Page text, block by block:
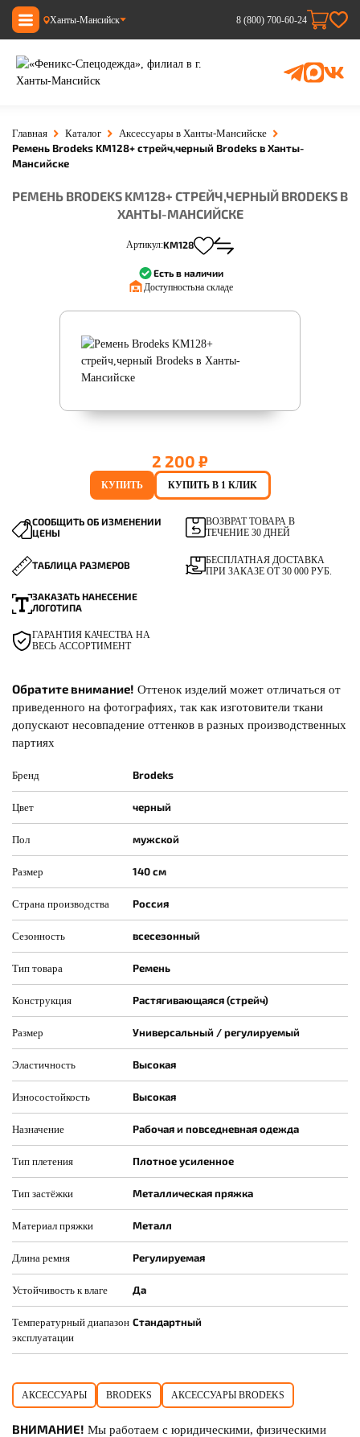
Ханты-Мансийск 8 (800) 700-60-24
Главная Каталог Аксессуары в Ханты-Мансийске
Ремень Brodeks KM128+ стрейч,черный Brodeks в Ханты-
Мансийске
РЕМЕНЬ BRODEKS KM128+ СТРЕЙЧ,ЧЕРНЫЙ BRODEKS В
ХАНТЫ-МАНСИЙСКЕ
Артикул:KM128
Есть в наличии
Доступность:на складе
2 200 ₽
КУПИТЬ КУПИТЬ В 1 КЛИК
СООБЩИТЬ ОБ ИЗМЕНЕНИИ
ЦЕНЫ
ВОЗВРАТ ТОВАРА В
ТЕЧЕНИЕ 30 ДНЕЙ
ТАБЛИЦА РАЗМЕРОВ
ЗАКАЗАТЬ НАНЕСЕНИЕ
ЛОГОТИПА
ГАРАНТИЯ КАЧЕСТВА НА
ВЕСЬ АССОРТИМЕНТ
БЕСПЛАТНАЯ ДОСТАВКА
ПРИ ЗАКАЗЕ ОТ 30 000 РУБ.
Обратите внимание! Оттенок изделий может отличаться от
приведенного на фотографиях, так как изготовители ткани
допускают несовпадение оттенков в разных производственных
партиях
Бренд Brodeks
Цвет черный
Пол мужской
Размер 140 см
Страна производства Россия
Сезонность всесезонный
Тип товара Ремень
Конструкция Растягивающаяся (стрейч)
Размер Универсальный / регулируемый
Эластичность Высокая
Износостойкость Высокая
Назначение Рабочая и повседневная одежда
Тип плетения Плотное усиленное
Тип застёжки Металлическая пряжка
Материал пряжки Металл
Длина ремня Регулируемая
Устойчивость к влаге Да
Температурный диапазон
эксплуатации
Стандартный
АКСЕССУАРЫ BRODEKS АКСЕССУАРЫ BRODEKS
ВНИМАНИЕ! Мы работаем с юридическими, физическими